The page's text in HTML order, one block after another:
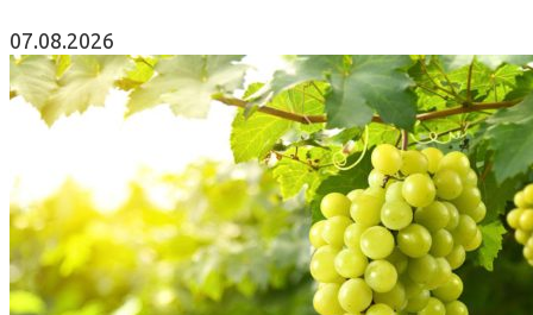
07.08.2026